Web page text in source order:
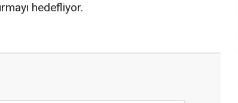
hedefliyor.